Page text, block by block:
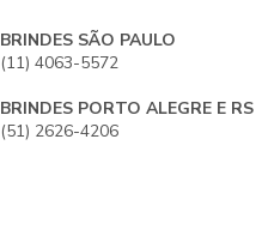
BRINDES SÃO PAULO
(11) 4063-5572
BRINDES PORTO ALEGRE E RS
(51) 2626-4206